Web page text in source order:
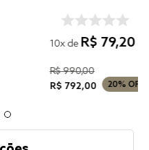
10x de R$ 79,20
R$990,00
R$ 792,00 20% OFF